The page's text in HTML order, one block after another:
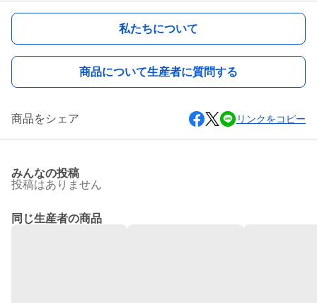
私たちについて
商品について生産者に質問する
商品をシェア リンクをコピー
みんなの投稿
投稿はありません
同じ生産者の商品